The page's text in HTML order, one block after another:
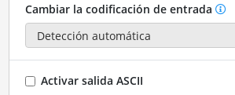
Cambiar la codificación de entrada
Activar salida ASCII